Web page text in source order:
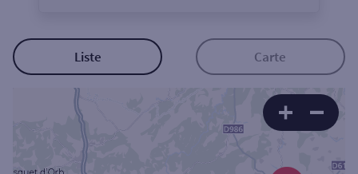
Sélectionnez votre recherche
Liste Carte